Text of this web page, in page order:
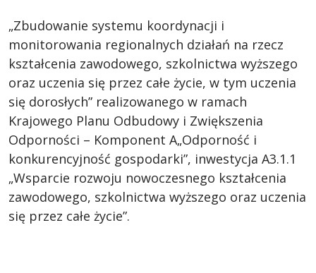
„Zbudowanie systemu koordynacji i
monitorowania regionalnych działań na rzecz
kształcenia zawodowego, szkolnictwa wyższego
oraz uczenia się przez całe życie, w tym uczenia
się dorosłych” realizowanego w ramach
Krajowego Planu Odbudowy i Zwiększenia
Odporności – Komponent A„Odporność i
konkurencyjność gospodarki”, inwestycja A3.1.1
„Wsparcie rozwoju nowoczesnego kształcenia
zawodowego, szkolnictwa wyższego oraz uczenia
się przez całe życie”.